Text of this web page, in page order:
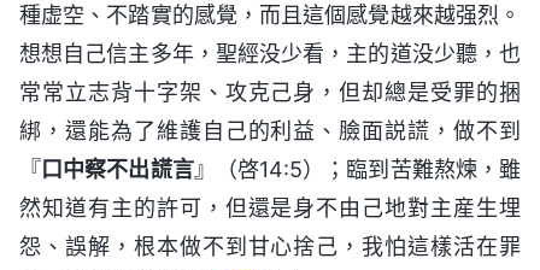
種虚空、不踏實的感覺，而且這個感覺越來越强烈。
想想自己信主多年，聖經没少看，主的道没少聽，也
常常立志背十字架、攻克己身，但却總是受罪的捆
綁，還能為了維護自己的利益、臉面説謊，做不到
『口中察不出謊言』（啓14:5）；臨到苦難熬煉，雖
然知道有主的許可，但還是身不由己地對主産生埋
怨、誤解，根本做不到甘心捨己，我怕這樣活在罪